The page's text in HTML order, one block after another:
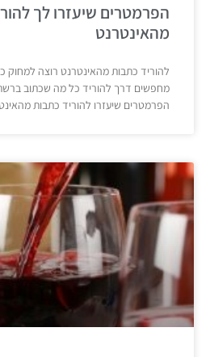
הפרמטרים שיעזרו לך
מהאינטרנט
להוריד כתבות מהאינטרנט רוצה למחוק
מחפשים דרך להוריד כל מה שכתוב
הפרמטרים שיעזרו להוריד כתבות